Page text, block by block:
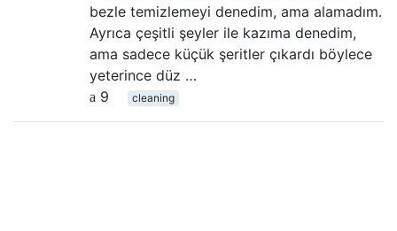
bezle temizlemeyi denedim, ama alamadım.
Ayrıca çeşitli şeyler ile kazıma denedim,
ama sadece küçük şeritler çıkardı böylece
yeterince düz …
9
cleaning